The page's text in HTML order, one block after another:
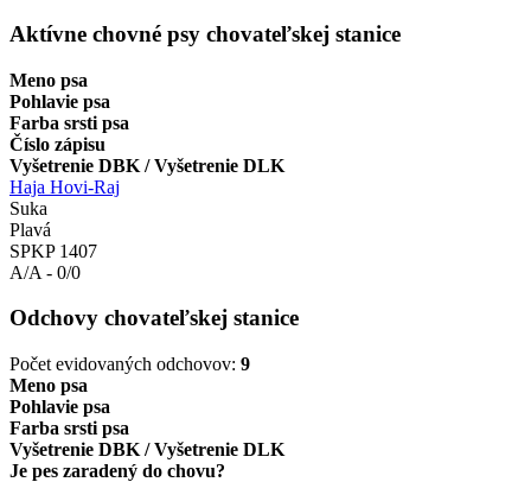
Aktívne chovné psy chovateľskej stanice
Meno psa
Pohlavie psa
Farba srsti psa
Číslo zápisu
Vyšetrenie DBK / Vyšetrenie DLK
Haja Hovi-Raj
Suka
Plavá
SPKP 1407
A/A - 0/0
Odchovy chovateľskej stanice
Počet evidovaných odchovov: 9
Meno psa
Pohlavie psa
Farba srsti psa
Vyšetrenie DBK / Vyšetrenie DLK
Je pes zaradený do chovu?